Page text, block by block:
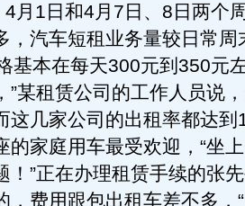
月1日和4月7日、8日两个
，汽车短租业务量较日常周
基本在每天300元到350元
”某租赁公司的工作人员说
这几家公司的出租率都达到
的家庭用车最受欢迎，“坐
！”正在办理租赁手续的张
，费用跟包出租车差不多，